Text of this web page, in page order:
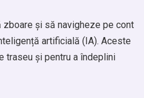
zboare și să navigheze pe cont
artificială (IA). Aceste
traseu și pentru a îndeplini